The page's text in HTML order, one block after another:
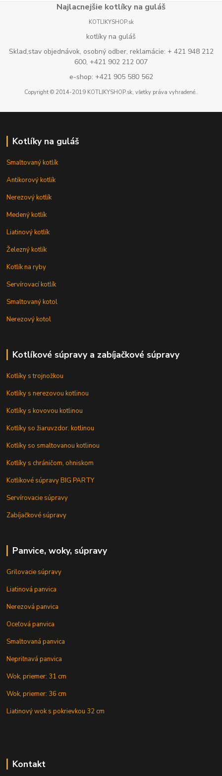
Najlacnejšie kotlíky na guláš
KOTLIKYSHOP.sk
kotlíky na guláš
Sklad,stav objednávok, osobný odber, reklamácie: + 421 948 212
600, +421 902 212 007
e-shop: +421 905 580 562
Copyright © 2014-2019 KOTLIKYSHOP.sk, všetky práva vyhradené..
Kotlíky na guláš
Smaltovaný kotlík
Antikorový kotlík
Nerezový kotlík
Medený kotlík
Liatinový kotlík
Železný kotlík
Kotlík na ryby
Servírovací kotlík
Smaltovaný kotol
Nerezový kotol
Kotlíkové súpravy a zabíjačkové súpravy
Kotlíky s trojnožkou
Kotlíky s nerezovou kotlinou
Kotlíky s kovovou kotlinou
Kotlíky so žiaruvzdor. kotlinou
Kotlíky so smaltovanou kotlinou
Kotlíky s chráničom, ohniskom
Kotlíkové súpravy BIG PARTY
Servírovacie súpravy
Zabíjačkové súpravy
Panvice, woky, súpravy
Grilovacie súpravy
Liatinová panvica
Nerezová panvica
Oceľová panvica
Smaltovaná panvica
Nepriľnavá panvica
Wok, priemer: 31 cm
Wok, priemer: 36 cm
Liatinový wok s pokrievkou 32 cm
Kontakt